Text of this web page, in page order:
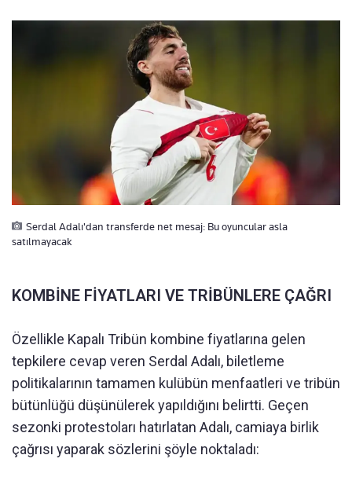
Serdal Adalı'dan transferde net mesaj: Bu oyuncular asla
satılmayacak
KOMBİNE FİYATLARI VE TRİBÜNLERE ÇAĞRI
Özellikle Kapalı Tribün kombine fiyatlarına gelen
tepkilere cevap veren Serdal Adalı, biletleme
politikalarının tamamen kulübün menfaatleri ve tribün
bütünlüğü düşünülerek yapıldığını belirtti. Geçen
sezonki protestoları hatırlatan Adalı, camiaya birlik
çağrısı yaparak sözlerini şöyle noktaladı: